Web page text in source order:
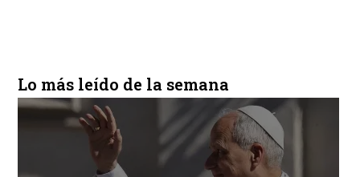
Lo más leído de la semana